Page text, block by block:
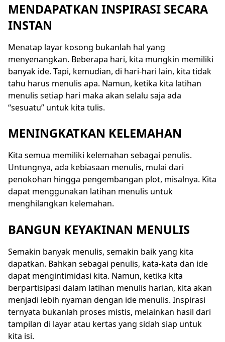
MENDAPATKAN INSPIRASI SECARA
INSTAN
Menatap layar kosong bukanlah hal yang
menyenangkan. Beberapa hari, kita mungkin memiliki
banyak ide. Tapi, kemudian, di hari-hari lain, kita tidak
tahu harus menulis apa. Namun, ketika kita latihan
menulis setiap hari maka akan selalu saja ada
“sesuatu” untuk kita tulis.
MENINGKATKAN KELEMAHAN
Kita semua memiliki kelemahan sebagai penulis.
Untungnya, ada kebiasaan menulis, mulai dari
penokohan hingga pengembangan plot, misalnya. Kita
dapat menggunakan latihan menulis untuk
menghilangkan kelemahan.
BANGUN KEYAKINAN MENULIS
Semakin banyak menulis, semakin baik yang kita
dapatkan. Bahkan sebagai penulis, kata-kata dan ide
dapat mengintimidasi kita. Namun, ketika kita
berpartisipasi dalam latihan menulis harian, kita akan
menjadi lebih nyaman dengan ide menulis. Inspirasi
ternyata bukanlah proses mistis, melainkan hasil dari
tampilan di layar atau kertas yang sidah siap untuk
kita isi.